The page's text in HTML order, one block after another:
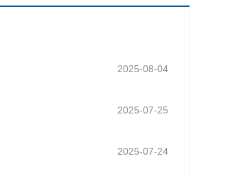
2025-08-04
2025-07-25
2025-07-24